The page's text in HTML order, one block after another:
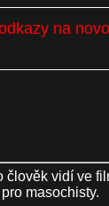
na
člověk vidí ve
masochisty.